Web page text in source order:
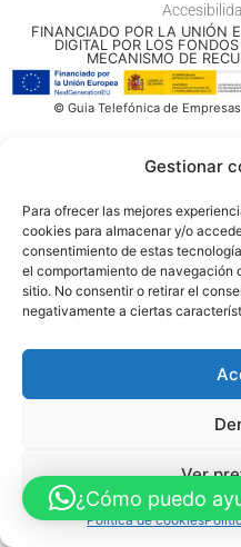
Gestionar
Para ofrecer las mejores
cookies para almacenar y/o
consentimiento de estas
el comportamiento de navegación
sitio. No consentir o retirar el
negativamente a ciertas
Ver
Política de cookies
FINANCIADO POR LA UNIÓN
DIGITAL POR LOS
MECANISMO DE
© Guia Telefónica de
¿Cómo puedo